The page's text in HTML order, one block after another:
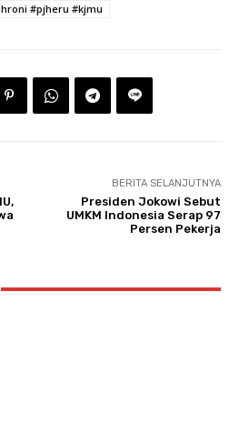
#pjheru #kjmu
BERITA SELANJUTNYA
Presiden Jokowi Sebut
UMKM Indonesia Serap 97
Persen Pekerja